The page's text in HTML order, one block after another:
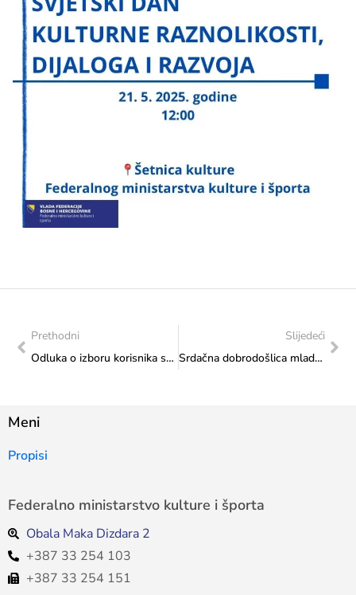
Prethodni
Odluka o izboru korisnika sredstava “Kapitalni transferi drugim razinama vlasti i fondovima – Izgradnja, adaptacija i rekonstrukcija institucija kulture” utvrđenih Proračunom Federacije Bosne i Hercegovine za 2025. godinu Federalnom ministarstvu kulture i športa
Slijedeći
Srdačna dobrodošlica mladom športskom heroju iz Judo kluba „Borsa“: Ministrica Vlaisavljević upriličila prijam za Mostarca Josipa Marića
Meni
Propisi
Federalno ministarstvo kulture i športa
Obala Maka Dizdara 2
+387 33 254 103
+387 33 254 151